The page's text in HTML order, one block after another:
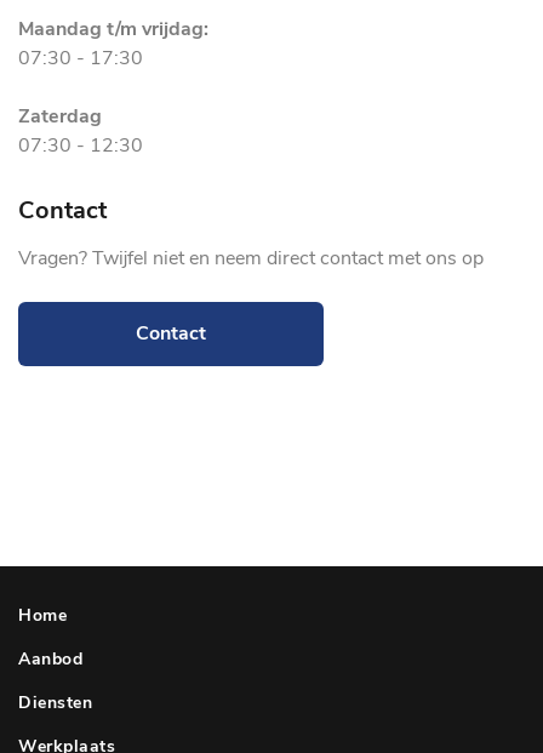
Maandag t/m vrijdag:
07:30 - 17:30
Zaterdag
07:30 - 12:30
Contact
Vragen? Twijfel niet en neem direct contact met ons op
Contact
Home
Aanbod
Diensten
Werkplaats